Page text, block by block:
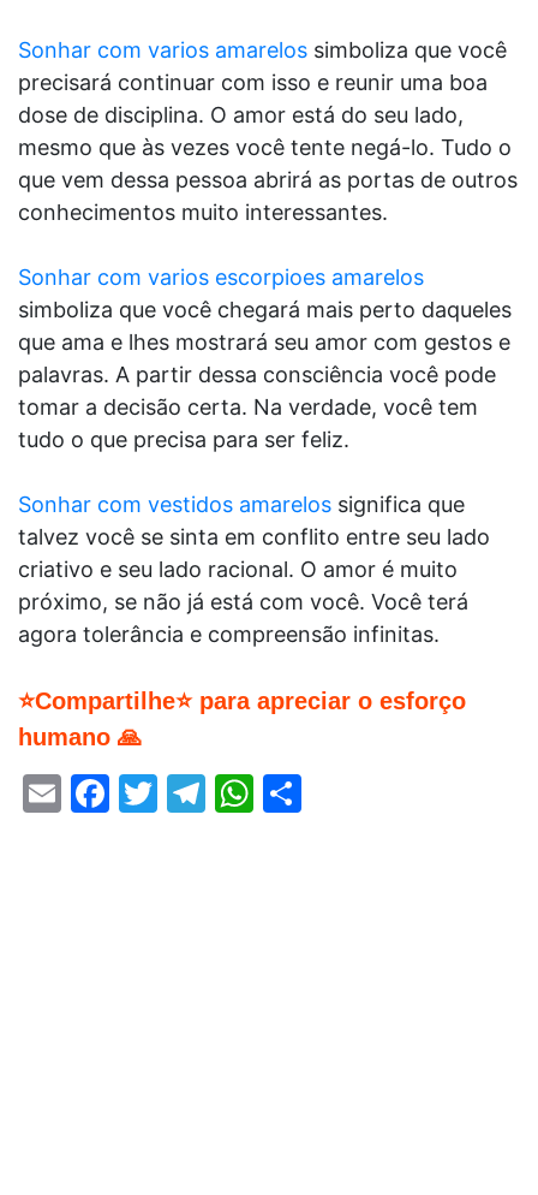
Sonhar com varios amarelos simboliza que você
precisará continuar com isso e reunir uma boa
dose de disciplina. O amor está do seu lado,
mesmo que às vezes você tente negá-lo. Tudo o
que vem dessa pessoa abrirá as portas de outros
conhecimentos muito interessantes.
Sonhar com varios escorpioes amarelos
simboliza que você chegará mais perto daqueles
que ama e lhes mostrará seu amor com gestos e
palavras. A partir dessa consciência você pode
tomar a decisão certa. Na verdade, você tem
tudo o que precisa para ser feliz.
Sonhar com vestidos amarelos significa que
talvez você se sinta em conflito entre seu lado
criativo e seu lado racional. O amor é muito
próximo, se não já está com você. Você terá
agora tolerância e compreensão infinitas.
⭐Compartilhe⭐ para apreciar o esforço
humano 🙏
EmailFacebook
Twitter
Telegram
WhatsApp